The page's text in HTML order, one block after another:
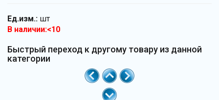
Ед.изм.: шт
В наличии:<10
Быстрый переход к другому товару из данной
категории